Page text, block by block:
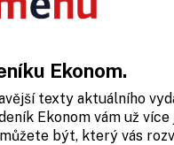
Ekonom.
texty aktuálního
Ekonom vám už
být, který vás